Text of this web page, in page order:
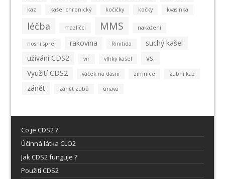
kaz
kašel chronický kočičky kočky kvasinka
léčba mazlíčci MMS nakažení
nosní sprej rakovina Rinitida
suchý kašel
užívání CDS2
vir vlhký kašel
vs.
Využití CDS2
váček na dásni zimnice zubní kaz
zánět zánět zubů únava
Co je CDS2 ?
Účinná látka CLO2
Jak CDS2 funguje ?
Použití CDS2